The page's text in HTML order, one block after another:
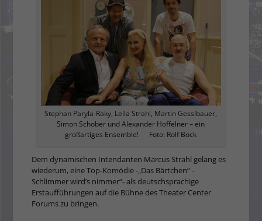
Stephan Paryla-Raky, Leila Strahl, Martin Gesslbauer,
Simon Schober und Alexander Hoffelner – ein
großartiges Ensemble! Foto: Rolf Bock
Dem dynamischen Intendanten Marcus Strahl gelang es
wiederum, eine Top-Komödie -„Das Bärtchen“ -
Schlimmer wird’s nimmer“- als deutschsprachige
Erstaufführungen auf die Bühne des Theater Center
Forums zu bringen.